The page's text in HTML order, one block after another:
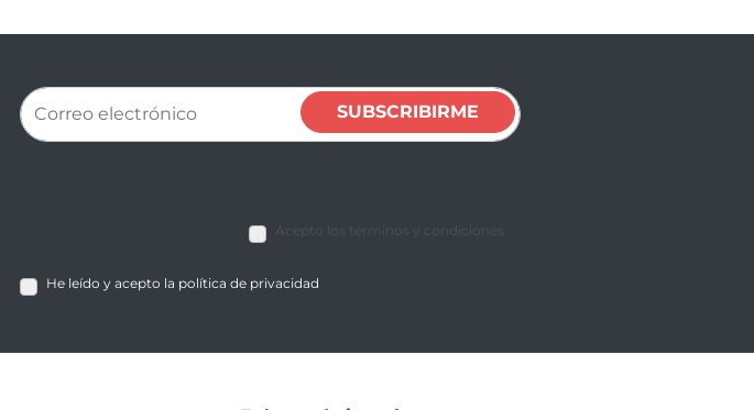
SUBSCRIBIRME
Acepto los términos y condiciones
He leído y acepto la política de privacidad